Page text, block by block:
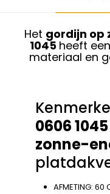
Het gordijn op
1045 heeft een
materiaal en
0606
zonne-
AFMETING: 60